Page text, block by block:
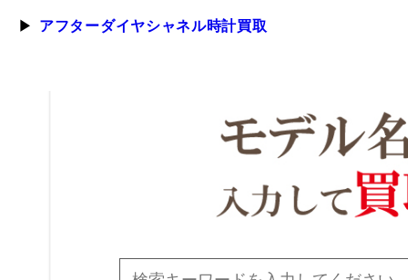
アフターダイヤシャネル時計買取